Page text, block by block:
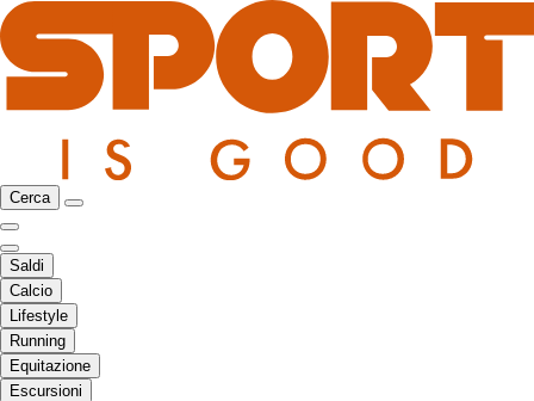
Cerca
Saldi
Calcio
Lifestyle
Running
Equitazione
Escursioni